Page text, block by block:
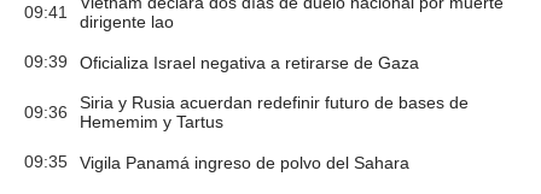
09:41
dirigente lao
09:39 Oficializa Israel negativa a retirarse de Gaza
09:36
Siria y Rusia acuerdan redefinir futuro de bases de
Hememim y Tartus
09:35 Vigila Panamá ingreso de polvo del Sahara